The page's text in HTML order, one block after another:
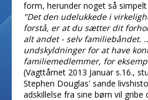
form, herunder noget så
"Det den udelukkede i
forstå, er at du sætter dit
alt andet - selv familiebåndet.
undskyldninger for at have
familiemedlemmer, for
(Vagttårnet 2013 Januar s.16.,
Stephen Douglas' sande
adskillelse fra sine børn vil gribe